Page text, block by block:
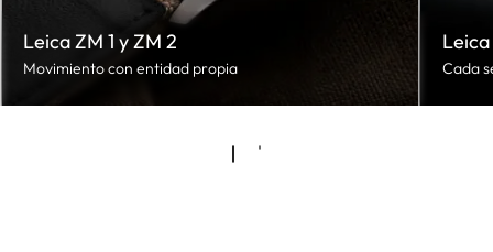
Leica ZM 1 y ZM 2
Movimiento con entidad propia
Leica
Cada